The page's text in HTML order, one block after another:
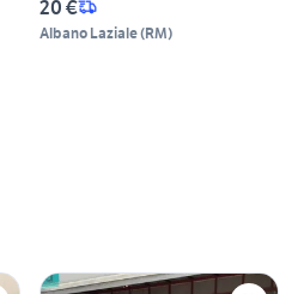
20 €
Albano Laziale(RM)